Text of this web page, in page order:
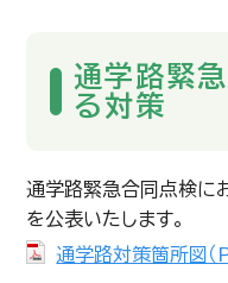
通学路緊
る対策
通学路緊急合同点検に
を公表いたします。
通学路対策箇所図（